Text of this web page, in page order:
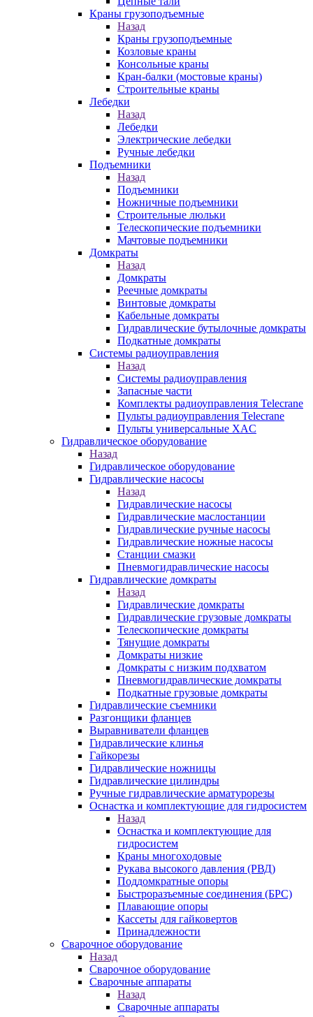
Краны грузоподъемные
Назад
Краны грузоподъемные
Козловые краны
Консольные краны
Кран-балки (мостовые краны)
Строительные краны
Лебедки
Назад
Лебедки
Электрические лебедки
Ручные лебедки
Подъемники
Назад
Подъемники
Ножничные подъемники
Строительные люльки
Телескопические подъемники
Мачтовые подъемники
Домкраты
Назад
Домкраты
Реечные домкраты
Винтовые домкраты
Кабельные домкраты
Гидравлические бутылочные домкраты
Подкатные домкраты
Системы радиоуправления
Назад
Системы радиоуправления
Запасные части
Комплекты радиоуправления Telecrane
Пульты радиоуправления Telecrane
Пульты универсальные XAC
Гидравлическое оборудование
Назад
Гидравлическое оборудование
Гидравлические насосы
Назад
Гидравлические насосы
Гидравлические маслостанции
Гидравлические ручные насосы
Гидравлические ножные насосы
Станции смазки
Пневмогидравлические насосы
Гидравлические домкраты
Назад
Гидравлические домкраты
Гидравлические грузовые домкраты
Телескопические домкраты
Тянущие домкраты
Домкраты низкие
Домкраты с низким подхватом
Пневмогидравлические домкраты
Подкатные грузовые домкраты
Гидравлические съемники
Разгонщики фланцев
Выравниватели фланцев
Гидравлические клинья
Гайкорезы
Гидравлические ножницы
Гидравлические цилиндры
Ручные гидравлические арматурорезы
Оснастка и комплектующие для гидросистем
Назад
Оснастка и комплектующие для
гидросистем
Краны многоходовые
Рукава высокого давления (РВД)
Поддомкратные опоры
Быстроразъемные соединения (БРС)
Плавающие опоры
Кассеты для гайковертов
Принадлежности
Сварочное оборудование
Назад
Сварочное оборудование
Сварочные аппараты
Назад
Сварочные аппараты